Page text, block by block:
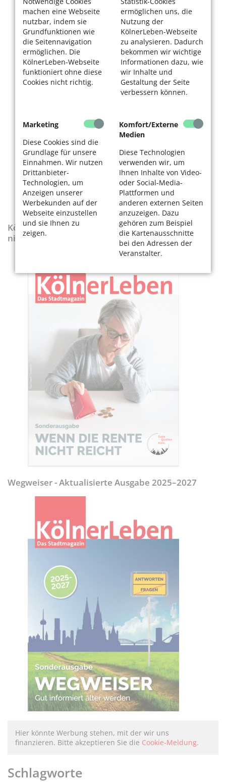
machen eine Webseite
nutzbar, indem sie
Grundfunktionen wie
die Seitennavigation
ermöglichen. Die
KölnerLeben-Webseite
funktioniert ohne diese
Cookies nicht richtig.
ermöglichen uns, die
Nutzung der
KölnerLeben-Webseite
zu analysieren. Dadurch
bekommen wir wichtige
Informationen dazu, wie
wir Inhalte und
Gestaltung der Seite
verbessern können.
Marketing
Diese Cookies sind die
Grundlage für unsere
Einnahmen. Wir nutzen
Drittanbieter-
Technologien, um
Anzeigen unserer
Werbekunden auf der
Webseite einzustellen
und sie Ihnen zu
zeigen.
Komfort/Externe
Medien
Diese Technologien
verwenden wir, um
Ihnen Inhalte von Video-
oder Social-Media-
Plattformen und
anderen externen Seiten
anzuzeigen. Dazu
gehören zum Beispiel
die Kartenausschnitte
bei den Adressen der
Veranstalter.
KölnerLeben-Sonderausgabe „Wenn die Rente
nicht reicht“
Wegweiser - Aktualisierte Ausgabe 2025–2027
Hier könnte Werbung stehen, mit der wir uns
finanzieren. Bitte akzeptieren Sie die Cookie-Meldung.
Schlagworte